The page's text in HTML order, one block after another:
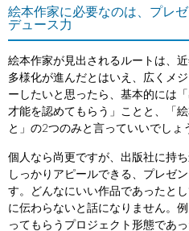
絵本作家に必要なのは、プレ
デュース力
絵本作家が見出されるルートは、
多様化が進んだとはいえ、広くメ
ーしたいと思ったら、基本的には
才能を認めてもらう」ことと、「
と」の2つのみと言っていいでしょ
個人なら尚更ですが、出版社に持
しっかりアピールできる、プレゼ
す。どんなにいい作品であったと
に伝わらないと話になりません。
ってもらうプロジェクト形態であ